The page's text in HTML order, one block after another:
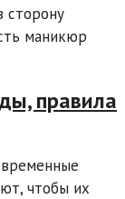
сторону
маникюр
правила
чтобы их